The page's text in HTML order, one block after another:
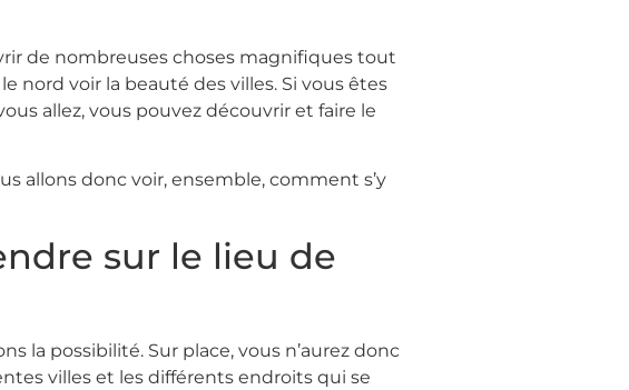
de nombreuses choses magnifiques tout
nord voir la beauté des villes. Si vous êtes
allez, vous pouvez découvrir et faire le
allons donc voir, ensemble, comment s’y
sur le lieu de
la possibilité. Sur place, vous n’aurez donc
villes et les différents endroits qui se